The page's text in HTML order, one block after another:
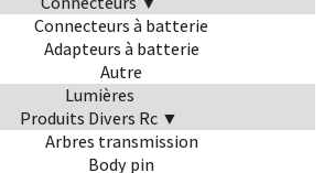
Connecteurs à batterie
Adapteurs à batterie
Autre
Lumières
Produits Divers Rc ▼
Arbres transmission
Body pin